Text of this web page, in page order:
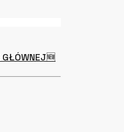
GŁÓWNEJ🆕